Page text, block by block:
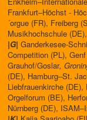
Frankfurt–Höchst -
´orgue (FR), Freiberg
Musikhochschule
|G| Ganderkesee-
Competition (PL),
Grauhof/Goslar,
(DE), Hamburg–St.
Liebfrauenkirche
Orgelforum (BE),
Nürnberg (DE),